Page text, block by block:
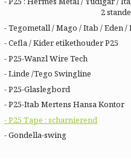
2
- Tegometall / Mago / Itab / Eden /
- Cefla / Kider etikethouder P25
- P25-Wanzl Wire Tech
- Linde /Tego Swingline
- P25-Glaslegbord
- P25-Itab Mertens Hansa Kontor
- P25 Tape : scharnierend
- Gondella-swing